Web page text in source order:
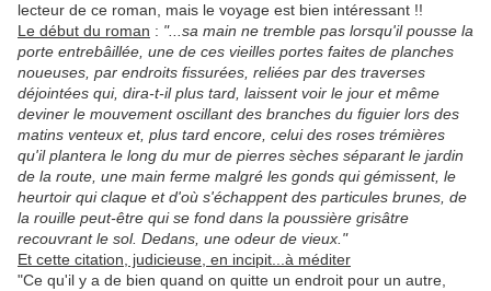
lecteur de ce roman, mais le voyage est bien intéressant !!
Le début du roman : "...sa main ne tremble pas lorsqu'il pousse la
porte entrebâillée, une de ces vieilles portes faites de planches
noueuses, par endroits fissurées, reliées par des traverses
déjointées qui, dira-t-il plus tard, laissent voir le jour et même
deviner le mouvement oscillant des branches du figuier lors des
matins venteux et, plus tard encore, celui des roses trémières
qu'il plantera le long du mur de pierres sèches séparant le jardin
de la route, une main ferme malgré les gonds qui gémissent, le
heurtoir qui claque et d'où s'échappent des particules brunes, de
la rouille peut-être qui se fond dans la poussière grisâtre
recouvrant le sol. Dedans, une odeur de vieux."
Et cette citation, judicieuse, en incipit...à méditer
"Ce qu'il y a de bien quand on quitte un endroit pour un autre,